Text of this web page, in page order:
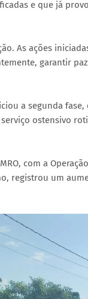
e que já
As ações
garantir
a segunda fase,
ostensivo
com a
registrou um